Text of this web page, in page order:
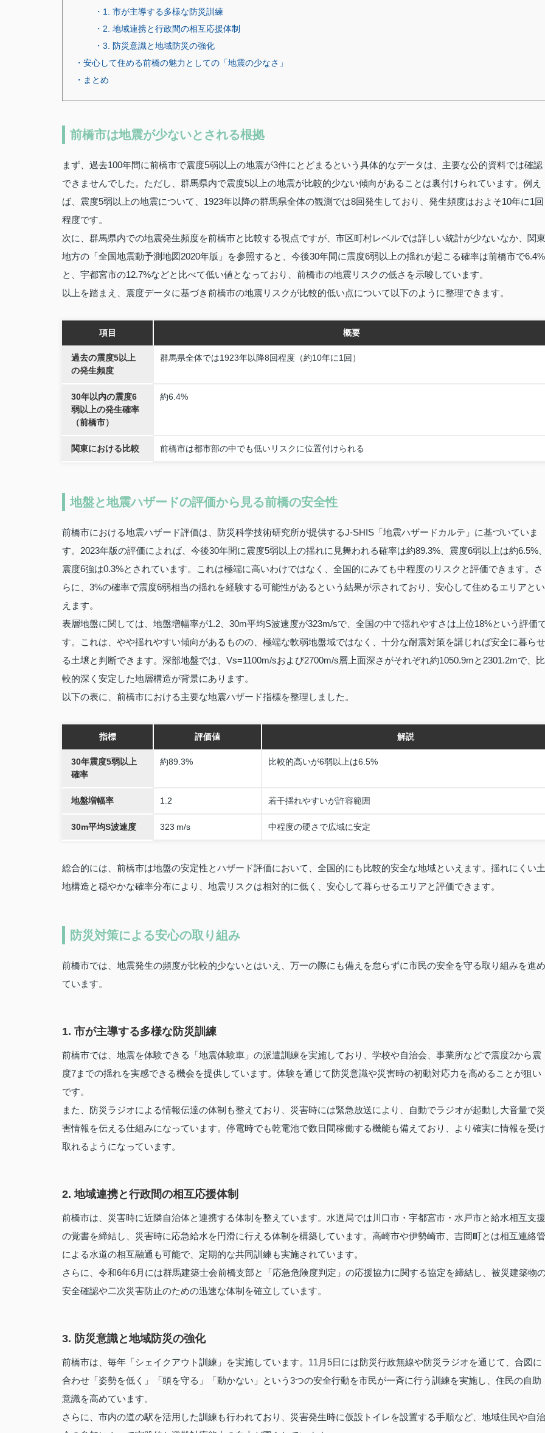
・1. 市が主導する多様な防災訓練
・2. 地域連携と行政間の相互応援体制
・3. 防災意識と地域防災の強化
・安心して住める前橋の魅力としての「地震の少なさ」
・まとめ
前橋市は地震が少ないとされる根拠
まず、過去100年間に前橋市で震度5弱以上の地震が3件にとどまるという具体的なデータは、主要な公的資料では確認
できませんでした。ただし、群馬県内で震度5以上の地震が比較的少ない傾向があることは裏付けられています。例え
ば、震度5弱以上の地震について、1923年以降の群馬県全体の観測では8回発生しており、発生頻度はおよそ10年に1回
程度です。
次に、群馬県内での地震発生頻度を前橋市と比較する視点ですが、市区町村レベルでは詳しい統計が少ないなか、関東
地方の「全国地震動予測地図2020年版」を参照すると、今後30年間に震度6弱以上の揺れが起こる確率は前橋市で6.4%
と、宇都宮市の12.7%などと比べて低い値となっており、前橋市の地震リスクの低さを示唆しています。
以上を踏まえ、震度データに基づき前橋市の地震リスクが比較的低い点について以下のように整理できます。
項目 概要
過去の震度5以上
の発生頻度
群馬県全体では1923年以降8回程度（約10年に1回）
30年以内の震度6
弱以上の発生確率
（前橋市）
約6.4%
関東における比較 前橋市は都市部の中でも低いリスクに位置付けられる
地盤と地震ハザードの評価から見る前橋の安全性
前橋市における地震ハザード評価は、防災科学技術研究所が提供するJ‑SHIS「地震ハザードカルテ」に基づいていま
す。2023年版の評価によれば、今後30年間に震度5弱以上の揺れに見舞われる確率は約89.3%、震度6弱以上は約6.5%
震度6強は0.3%とされています。これは極端に高いわけではなく、全国的にみても中程度のリスクと評価できます。さ
らに、3%の確率で震度6弱相当の揺れを経験する可能性があるという結果が示されており、安心して住めるエリアとい
えます。
表層地盤に関しては、地盤増幅率が1.2、30m平均S波速度が323m/sで、全国の中で揺れやすさは上位18%という評価
す。これは、やや揺れやすい傾向があるものの、極端な軟弱地盤域ではなく、十分な耐震対策を講じれば安全に暮らせ
る土壌と判断できます。深部地盤では、Vs=1100m/sおよび2700m/s層上面深さがそれぞれ約1050.9mと2301.2mで、比
較的深く安定した地層構造が背景にあります。
以下の表に、前橋市における主要な地震ハザード指標を整理しました。
指標 評価値 解説
30年震度5弱以上
確率
約89.3% 比較的高いが6弱以上は6.5%
地盤増幅率 1.2 若干揺れやすいが許容範囲
30m平均S波速度 323 m/s 中程度の硬さで広域に安定
総合的には、前橋市は地盤の安定性とハザード評価において、全国的にも比較的安全な地域といえます。揺れにくい土
地構造と穏やかな確率分布により、地震リスクは相対的に低く、安心して暮らせるエリアと評価できます。
防災対策による安心の取り組み
前橋市では、地震発生の頻度が比較的少ないとはいえ、万一の際にも備えを怠らずに市民の安全を守る取り組みを進め
ています。
1. 市が主導する多様な防災訓練
前橋市では、地震を体験できる「地震体験車」の派遣訓練を実施しており、学校や自治会、事業所などで震度2から震
度7までの揺れを実感できる機会を提供しています。体験を通じて防災意識や災害時の初動対応力を高めることが狙い
です。
また、防災ラジオによる情報伝達の体制も整えており、災害時には緊急放送により、自動でラジオが起動し大音量で災
害情報を伝える仕組みになっています。停電時でも乾電池で数日間稼働する機能も備えており、より確実に情報を受け
取れるようになっています。
2. 地域連携と行政間の相互応援体制
前橋市は、災害時に近隣自治体と連携する体制を整えています。水道局では川口市・宇都宮市・水戸市と給水相互支援
の覚書を締結し、災害時に応急給水を円滑に行える体制を構築しています。高崎市や伊勢崎市、吉岡町とは相互連絡管
による水道の相互融通も可能で、定期的な共同訓練も実施されています。
さらに、令和6年6月には群馬建築士会前橋支部と「応急危険度判定」の応援協力に関する協定を締結し、被災建築物
安全確認や二次災害防止のための迅速な体制を確立しています。
3. 防災意識と地域防災の強化
前橋市は、毎年「シェイクアウト訓練」を実施しています。11月5日には防災行政無線や防災ラジオを通じて、合図に
合わせ「姿勢を低く」「頭を守る」「動かない」という3つの安全行動を市民が一斉に行う訓練を実施し、住民の自助
意識を高めています。
さらに、市内の道の駅を活用した訓練も行われており、災害発生時に仮設トイレを設置する手順など、地域住民や自治